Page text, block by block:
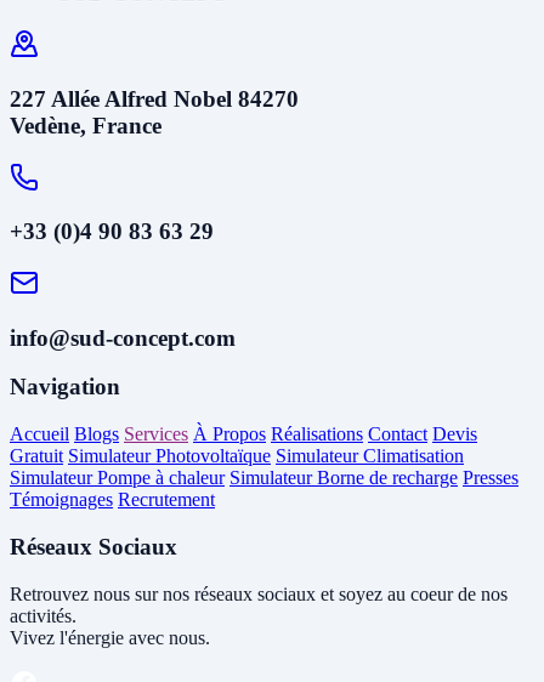
227 Allée Alfred Nobel 84270
Vedène, France
+33 (0)4 90 83 63 29
info@sud-concept.com
Navigation
Accueil Blogs Services À Propos Réalisations Contact Devis
Gratuit Simulateur Photovoltaïque Simulateur Climatisation
Simulateur Pompe à chaleur Simulateur Borne de recharge Presses
Témoignages Recrutement
Réseaux Sociaux
Retrouvez nous sur nos réseaux sociaux et soyez au coeur de nos
activités.
Vivez l'énergie avec nous.